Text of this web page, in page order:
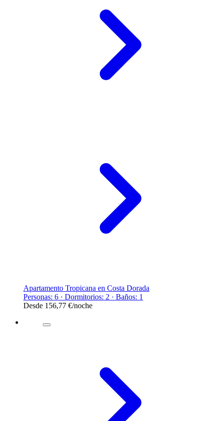
Apartamento Tropicana en Costa Dorada
Personas: 6 · Dormitorios: 2 · Baños: 1
Desde 156,77 €/noche